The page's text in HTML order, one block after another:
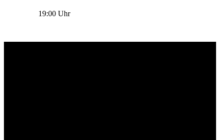
19:00 Uhr